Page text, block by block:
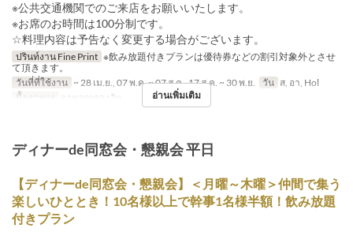
※公共交通機関でのご来店をお願いいたします。
※お席のお時間は100分制です。
☆料理内容は予告なく変更する場合がございます。
ปรินท์งาน Fine Print ※飲み放題付きプランは優待券などの割引対象外とさせ
て頂きます。
วันที่ที่ใช้งาน ~ 28 เม.ย., 07 พ.ค. ~ 07 ส.ค., 17 ส.ค. ~ 30 พ.ย. วัน ส, อา, Hol
มื้ออาหาร
อาหารกลางวัน อ่านเพิ่มเติม
ディナーde同窓会・懇親会 平日
【ディナーde同窓会・懇親会】＜月曜～木曜＞仲間で集う
楽しいひととき！10名様以上で幹事1名様半額！飲み放題
付きプラン